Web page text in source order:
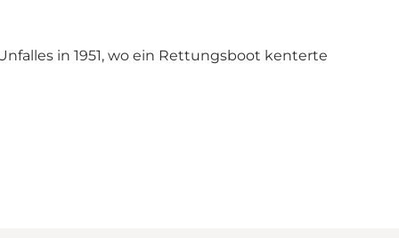
in 1951, wo ein Rettungsboot kenterte